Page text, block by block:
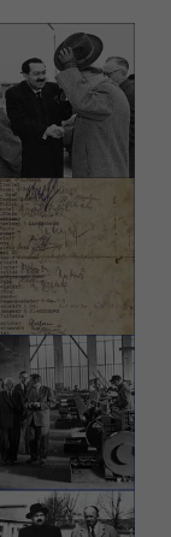
massa.
parturient
felis,